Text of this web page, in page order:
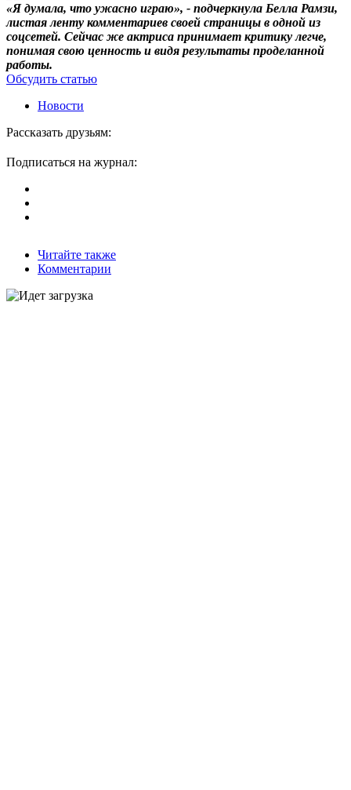
«Я думала, что ужасно играю», - подчеркнула Белла Рамзи,
листая ленту комментариев своей страницы в одной из
соцсетей. Сейчас же актриса принимает критику легче,
понимая свою ценность и видя результаты проделанной
работы.
Обсудить статью
Новости
Рассказать друзьям:
Подписаться на журнал:
Читайте также
Комментарии